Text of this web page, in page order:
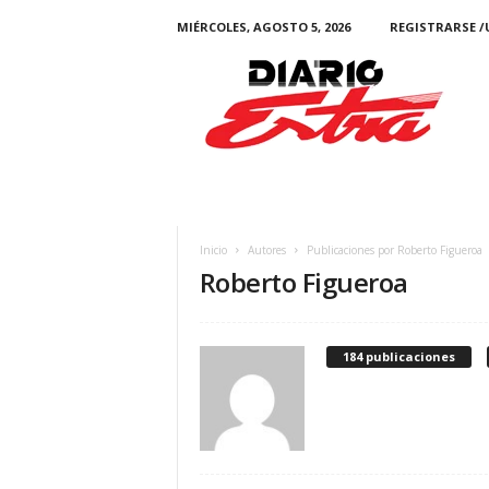
MIÉRCOLES, AGOSTO 5, 2026
REGISTRARSE /
Inicio Autores Publicaciones por Roberto Figueroa
Roberto Figueroa
184 publicaciones